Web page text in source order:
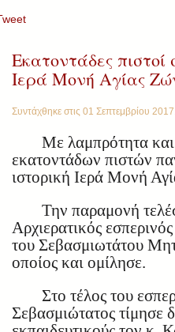
Εκατοντάδες πιστοί
Ιερά Μονή Αγίας
Συντάχθηκε στις 01 Σεπτεμβρίου 2017
Με λαμπρότητα
εκατοντάδων πιστών
ιστορική Ιερά Μονή
Την παραμονή
Αρχιερατικός
του Σεβασμιωτάτου
οποίος και ομίλησε.
Στο τέλος του
Σεβασμιώτατος τίμησε